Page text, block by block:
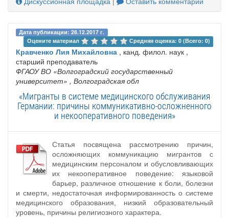
Дата публикации: 28.12.2017 г.
Оцените материал
Средняя оценка: 0 (Всего: 0)
Кравченко Лия Михайловна , канд. филол. наук ,
старший преподаватель
ФГАОУ ВО «Волгоградский государственный
университет» , Волгоградская обл
«Мигранты в системе медицинского обслуживания
Германии: причины коммуникативно-осложненного
и некооперативного поведения»
Статья посвящена рассмотрению причин,
осложняющих коммуникацию мигрантов с
медицинским персоналом и обусловливающих
их некооперативное поведение: языковой
барьер, различное отношение к боли, болезни
и смерти, недостаточная информированность о системе
медицинского образования, низкий образовательный
уровень, причины религиозного характера.